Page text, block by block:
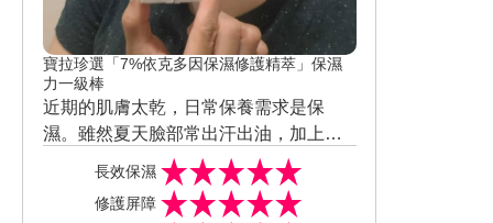
寶拉珍選「7%依克多因保濕修護精萃」保濕
力一級棒
近期的肌膚太乾，日常保養需求是保
濕。雖然夏天臉部常出汗出油，加上因
為冷氣，臉部還是有脫皮乾燥的情況。
使用方式是保養第一步驟先使用水楊酸
溫和去角質，後續搭配依克多因，提升
長效保濕
修護屏障